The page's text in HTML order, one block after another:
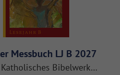
Messbuch LJ B 2027
Bibelwerk…